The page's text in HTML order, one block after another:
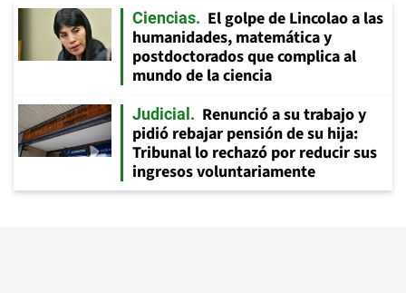
Ciencias
El golpe de Lincolao a las
humanidades, matemática y
postdoctorados que complica al
mundo de la ciencia
Judicial
Renunció a su trabajo y
pidió rebajar pensión de su hija:
Tribunal lo rechazó por reducir sus
ingresos voluntariamente